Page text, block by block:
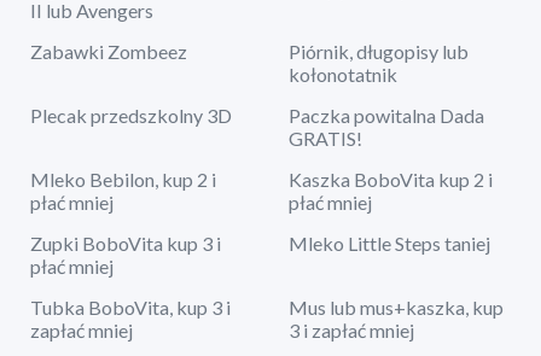
II lub Avengers
Zabawki Zombeez
Piórnik, długopisy lub
kołonotatnik
Plecak przedszkolny 3D
Paczka powitalna Dada
GRATIS!
Mleko Bebilon, kup 2 i
płać mniej
Kaszka BoboVita kup 2 i
płać mniej
Zupki BoboVita kup 3 i
płać mniej
Mleko Little Steps taniej
Tubka BoboVita, kup 3 i
zapłać mniej
Mus lub mus+kaszka, kup
3 i zapłać mniej